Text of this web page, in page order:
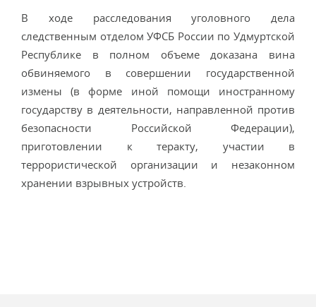
В ходе расследования уголовного дела
следственным отделом УФСБ России по Удмуртской
Республике в полном объеме доказана вина
обвиняемого в совершении государственной
измены (в форме иной помощи иностранному
государству в деятельности, направленной против
безопасности Российской Федерации),
приготовлении к теракту, участии в
террористической организации и незаконном
хранении взрывных устройств.